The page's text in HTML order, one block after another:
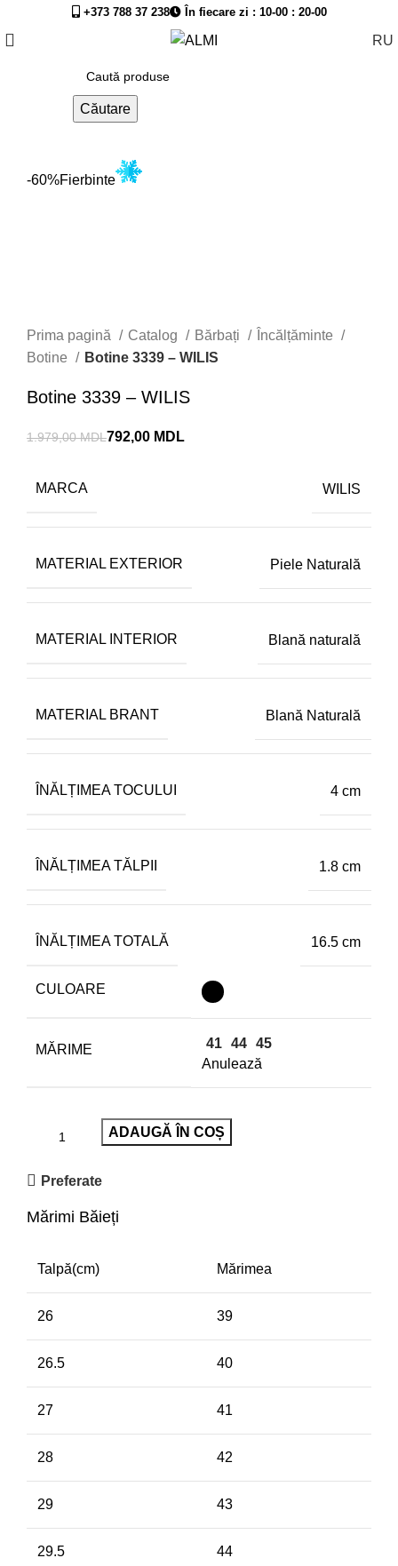
+373 788 37 238 În fiecare zi : 10-00 : 20-00
RU
Căutare
-60%Fierbinte
Prima pagină Catalog Bărbați
Încălțăminte
Botine
Botine 3339 – WILIS
Botine 3339 – WILIS
1.979,00MDL792,00 MDL
MARCA WILIS
MATERIAL EXTERIOR Piele Naturală
MATERIAL INTERIOR Blană naturală
MATERIAL BRANT Blană Naturală
ÎNĂLȚIMEA TOCULUI 4 cm
ÎNĂLȚIMEA TĂLPII 1.8 cm
ÎNĂLȚIMEA TOTALĂ 16.5 cm
CULOARE
MĂRIME 41 44 45
Anulează
ADAUGĂ ÎN COȘ
Preferate
Mărimi Băieți
Talpă(cm) Mărimea
26 39
26.5 40
27 41
28 42
29 43
29.5 44